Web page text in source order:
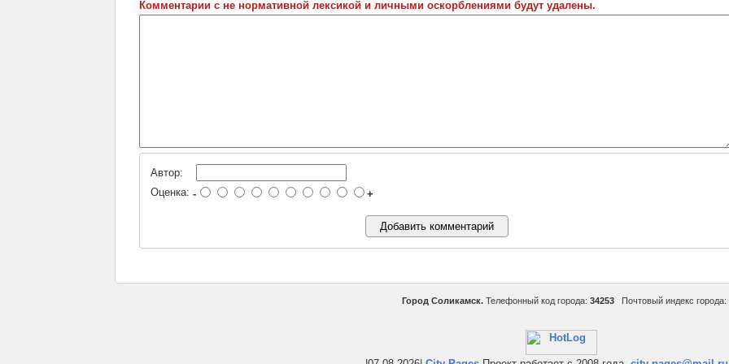
Комментарии с не нормативной лексикой и личными оскорблениями будут удалены.
Автор:
Оценка: - +
Город Соликамск. Телефонный код города: 34253 Почтовый индекс города: